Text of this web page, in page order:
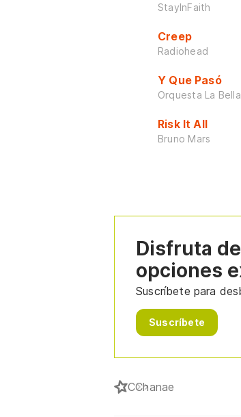
StayInFaith
Creep
Radiohead
Y Que Pasó
Orquesta La
Risk It All
Bruno Mars
Disfruta
opciones
Suscríbete para
Suscríbete
CChanae